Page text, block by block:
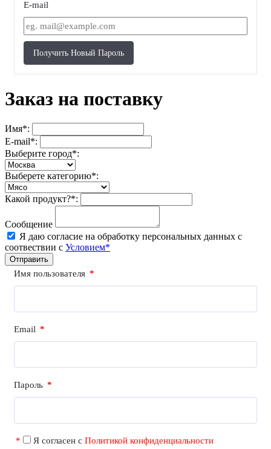
E-mail
Получить Новый Пароль
Заказ на поставку
Имя*:
E-mail*:
Выберите город*:
Выберете категорию*:
Какой продукт?*:
Сообщение
Я даю согласие на обработку персональных данных с
соотвествии с Условием*
Отправить
Имя пользователя *
Email *
Пароль *
* Я согласен с Политикой конфиденциальности